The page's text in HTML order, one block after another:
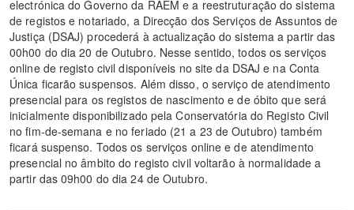
electrónica do Governo da RAEM e a reestruturação do sistema
de registos e notariado, a Direcção dos Serviços de Assuntos de
Justiça (DSAJ) procederá à actualização do sistema a partir das
00h00 do dia 20 de Outubro. Nesse sentido, todos os serviços
online de registo civil disponíveis no site da DSAJ e na Conta
Única ficarão suspensos. Além disso, o serviço de atendimento
presencial para os registos de nascimento e de óbito que será
inicialmente disponibilizado pela Conservatória do Registo Civil
no fim-de-semana e no feriado (21 a 23 de Outubro) também
ficará suspenso. Todos os serviços online e de atendimento
presencial no âmbito do registo civil voltarão à normalidade a
partir das 09h00 do dia 24 de Outubro.